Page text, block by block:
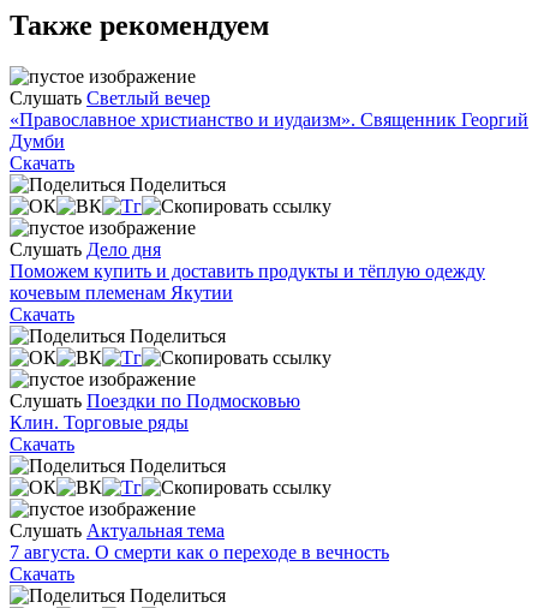
Также рекомендуем
Слушать Светлый вечер
«Православное христианство и иудаизм». Священник Георгий
Думби
Скачать
Поделиться
Слушать Дело дня
Поможем купить и доставить продукты и тёплую одежду
кочевым племенам Якутии
Скачать
Поделиться
Слушать Поездки по Подмосковью
Клин. Торговые ряды
Скачать
Поделиться
Слушать Актуальная тема
7 августа. О смерти как о переходе в вечность
Скачать
Поделиться